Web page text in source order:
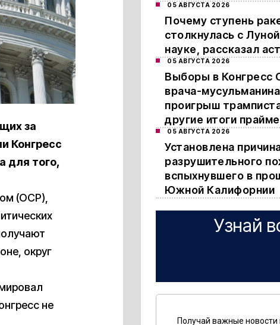
за
Конгресс
для того,
(OCP),
округ
не
05 АВГУСТА 2026
Почему ступень
столкнулась с
науке, рассказал
05 АВГУСТА 2026
Выборы в Конгресс
врача-
проигрыш
другие итоги
05 АВГУСТА 2026
Установлена
разрушительного
вспыхнувшего в
Южной Калифорнии
Узнай